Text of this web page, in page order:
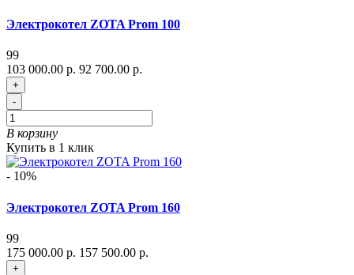
Электрокотел ZOTA Prom 100
99
103 000.00 р. 92 700.00 р.
+
-
В корзину
Купить в 1 клик
- 10%
Электрокотел ZOTA Prom 160
99
175 000.00 р. 157 500.00 р.
+